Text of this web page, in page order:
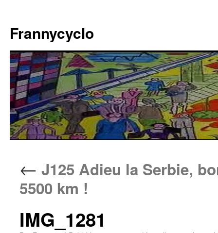
contenu
Frannycyclo
← J125 Adieu la Serbie,
5500 km !
IMG_1281